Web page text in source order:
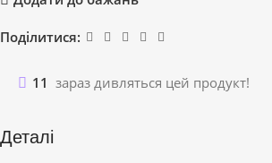
Поділитися:
11 зараз дивляться цей продукт!
Деталі